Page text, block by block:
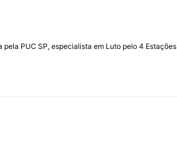
PUC SP, especialista em Luto pelo 4 Estações